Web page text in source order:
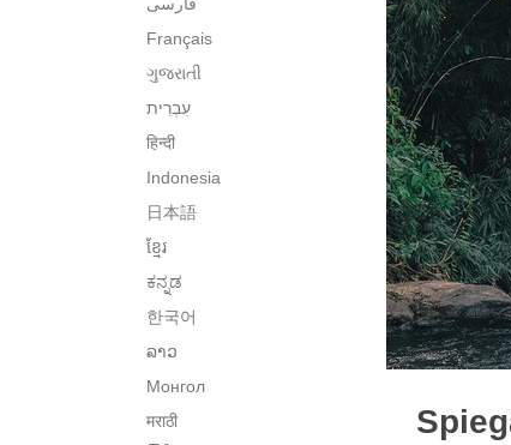
فارسی
Français
ગુજરાતી
हिन्दी
Indonesia
日本語
ខ្មែរ
ಕನ್ನಡ
한국어
ລາວ
Монгол
मराठी